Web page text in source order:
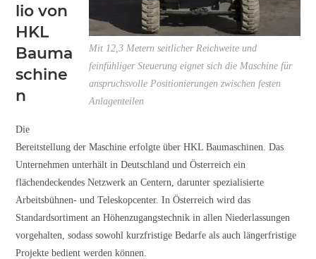
Mit 12,3 Metern seitlicher Reichweite und
feinfühliger Steuerung eignet sich die Maschine für
anspruchsvolle Positionierungen zwischen festen
Anlagenteilen
lio von
HKL
Bauma
schine
n
Die
Bereitstellung der Maschine erfolgte über HKL Baumaschinen. Das
Unternehmen unterhält in Deutschland und Österreich ein
flächendeckendes Netzwerk an Centern, darunter spezialisierte
Arbeitsbühnen- und Teleskopcenter. In Österreich wird das
Standardsortiment an Höhenzugangstechnik in allen Niederlassungen
vorgehalten, sodass sowohl kurzfristige Bedarfe als auch längerfristige
Projekte bedient werden können.